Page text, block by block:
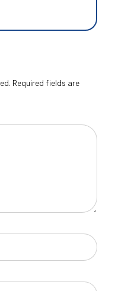
Required fields are